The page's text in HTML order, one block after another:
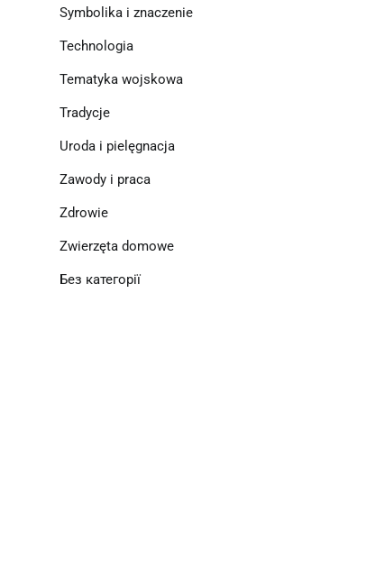
Symbolika i znaczenie
Technologia
Tematyka wojskowa
Tradycje
Uroda i pielęgnacja
Zawody i praca
Zdrowie
Zwierzęta domowe
Без категорії